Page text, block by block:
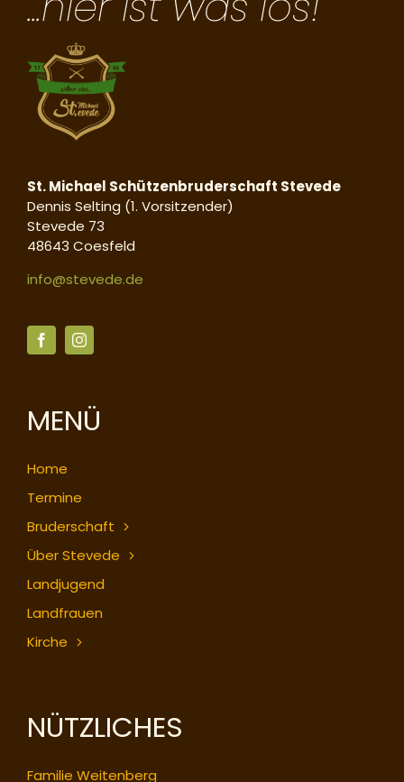
St. Michael Schützenbruderschaft Stevede
Dennis Selting (1. Vorsitzender)
Stevede 73
48643 Coesfeld
info@stevede.de
MENÜ
Home
Termine
Bruderschaft
Über Stevede
Landjugend
Landfrauen
Kirche
NÜTZLICHES
Familie Weitenberg